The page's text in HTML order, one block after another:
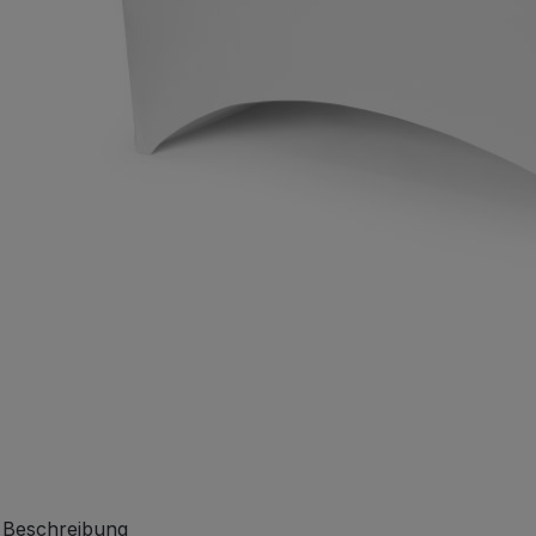
Beschreibung